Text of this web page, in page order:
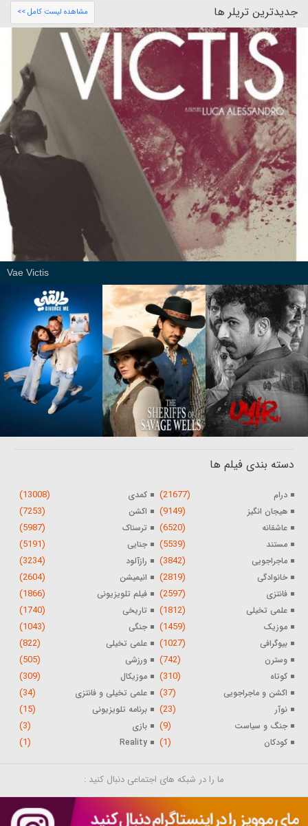
جدیدترین تریلر ها مشاهده لیست کامل >>
Vae Victis
دسته بندی فیلم ها
درام (21677) کمدی (13008)
هیجان انگیز (9149) اکشن (7253)
عاشقانه (6520) ترسناک (5987)
مستند (5539) جنایی (5191)
ماجراجویی (3842) رازآلود (3234)
خانوادگی (2819) انیمیشن (2604)
فانتزی (2597) فیلم تلویزیونی (1866)
علمی تخیلی (1812) تاریخی (1740)
موزیک (1459) جنگی (1043)
بیوگرافی (1027) علمی تخیلی (822)
وسترن (742) ورزشی (505)
کوتاه (310) موزیکال (309)
اکشن و ماجراجویی (37) علمی تخیلی و فانتزی (34)
نوآر (23) برنامه تلویزیونی (15)
جنگ و سیاست (9) بازی (3)
کودکان (1)
Reality
(1)
ما را در شبکه های اجتماعی دنبال کنید :